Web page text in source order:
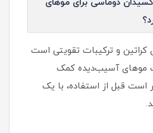
دوماسی برای موهای
کراتین و ترکیبات تقویتی است
موهای آسیب‌دیده کمک
است قبل از استفاده، با یک